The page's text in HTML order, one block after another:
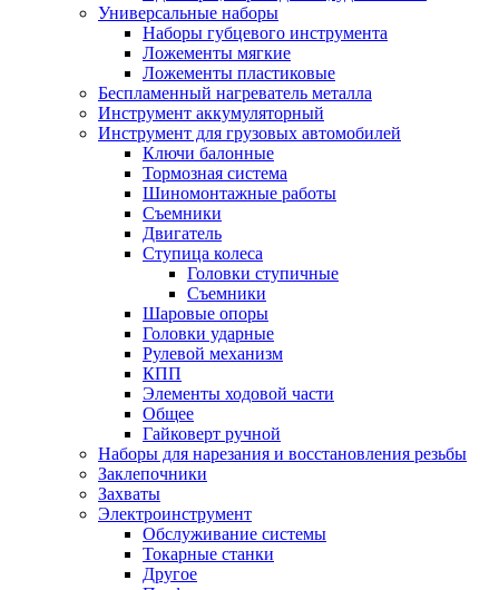
Универсальные наборы
Наборы губцевого инструмента
Ложементы мягкие
Ложементы пластиковые
Беспламенный нагреватель металла
Инструмент аккумуляторный
Инструмент для грузовых автомобилей
Ключи балонные
Тормозная система
Шиномонтажные работы
Cъемники
Двигатель
Ступица колеса
Головки ступичные
Cъемники
Шаровые опоры
Головки ударные
Рулевой механизм
КПП
Элементы ходовой части
Общее
Гайковерт ручной
Наборы для нарезания и восстановления резьбы
Заклепочники
Захваты
Электроинструмент
Обслуживание системы
Токарные станки
Другое